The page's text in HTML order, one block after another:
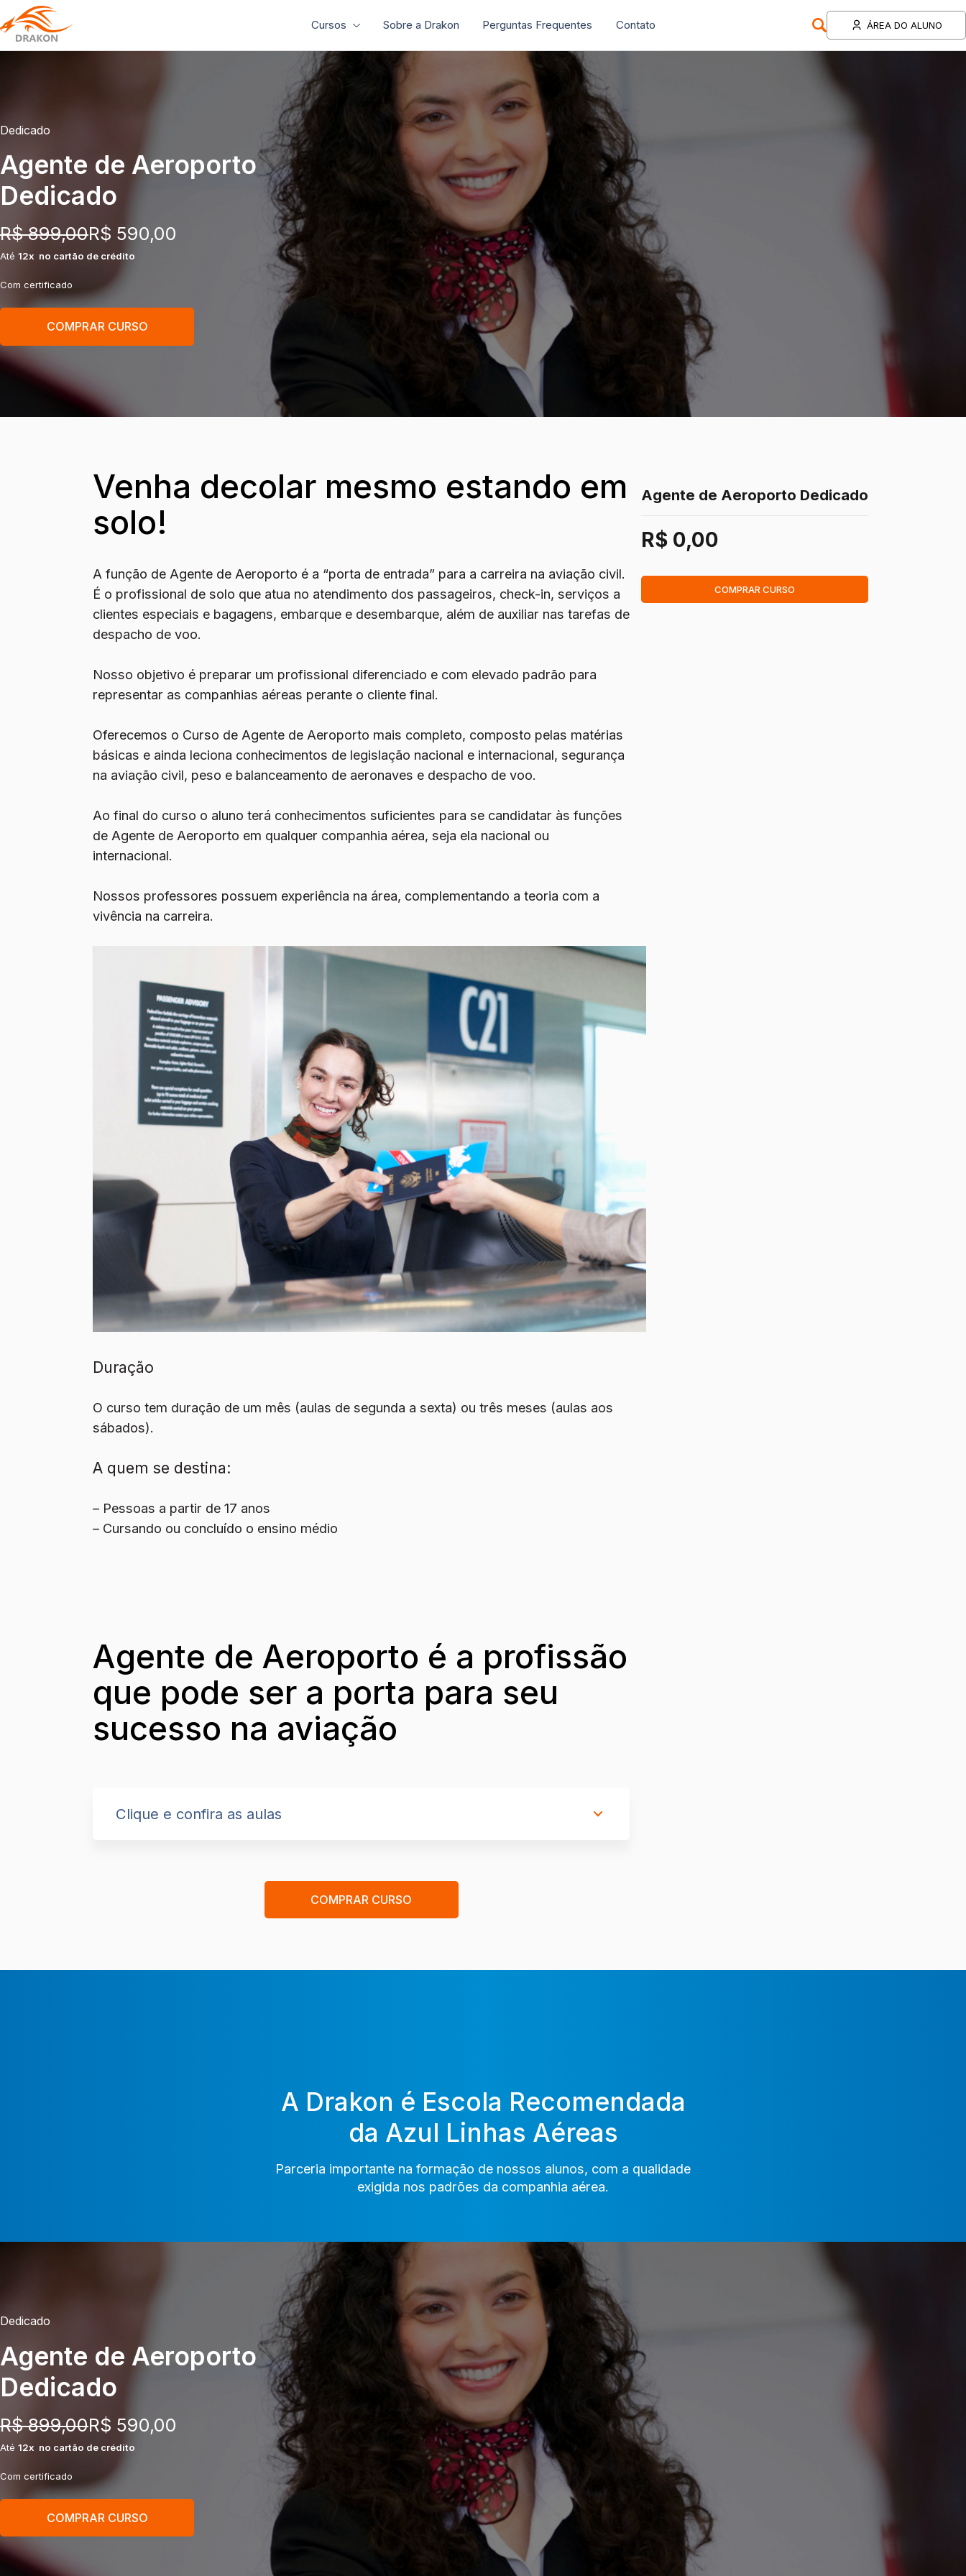
Cursos Sobre a Drakon Perguntas Frequentes Contato ÁREA DO ALUNO
Dedicado
Agente de Aeroporto
Dedicado
R$ 899,00R$ 590,00
Até 12x no cartão de crédito
Com certificado
COMPRAR CURSO
Venha decolar mesmo estando em
solo!
A função de Agente de Aeroporto é a “porta de entrada” para a carreira na aviação civil.
É o profissional de solo que atua no atendimento dos passageiros, check-in, serviços a
clientes especiais e bagagens, embarque e desembarque, além de auxiliar nas tarefas de
despacho de voo.
Nosso objetivo é preparar um profissional diferenciado e com elevado padrão para
representar as companhias aéreas perante o cliente final.
Oferecemos o Curso de Agente de Aeroporto mais completo, composto pelas matérias
básicas e ainda leciona conhecimentos de legislação nacional e internacional, segurança
na aviação civil, peso e balanceamento de aeronaves e despacho de voo.
Ao final do curso o aluno terá conhecimentos suficientes para se candidatar às funções
de Agente de Aeroporto em qualquer companhia aérea, seja ela nacional ou
internacional.
Nossos professores possuem experiência na área, complementando a teoria com a
vivência na carreira.
Duração
O curso tem duração de um mês (aulas de segunda a sexta) ou três meses (aulas aos
sábados).
A quem se destina:
– Pessoas a partir de 17 anos
– Cursando ou concluído o ensino médio
Agente de Aeroporto é a profissão
que pode ser a porta para seu
sucesso na aviação
Clique e confira as aulas
COMPRAR CURSO
Agente de Aeroporto Dedicado
R$ 0,00
COMPRAR CURSO
A Drakon é Escola Recomendada
da Azul Linhas Aéreas
Parceria importante na formação de nossos alunos, com a qualidade
exigida nos padrões da companhia aérea.
Dedicado
Agente de Aeroporto
Dedicado
R$ 899,00R$ 590,00
Até 12x no cartão de crédito
Com certificado
COMPRAR CURSO